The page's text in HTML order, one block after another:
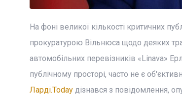
На фоні великої кількості критичних
прокуратурою Вільнюса щодо деяких
автомобільних перевізників «Linava»
публічному просторі, часто не є
Ларді.Todayдізнався з повідомлення,